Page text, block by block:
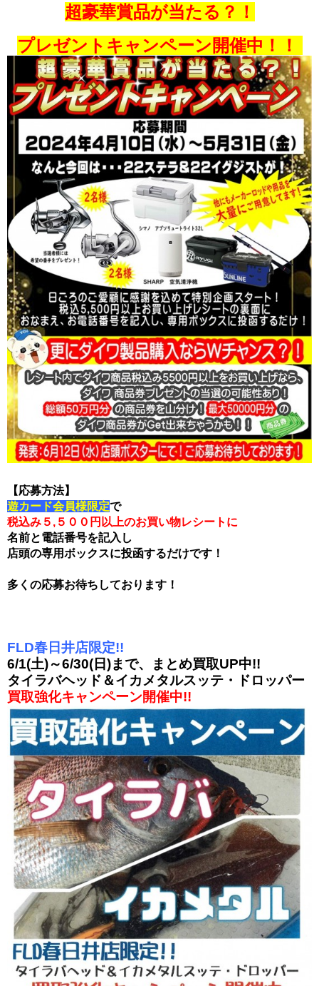
超豪華賞品が当たる？！
プレゼントキャンペーン開催中！！
【応募方法】
遊カード会員様限定で
税込み５,５００円以上のお買い物レシートに
名前と電話番号を記入し
店頭の専用ボックスに投函するだけです！
多くの応募お待ちしております！
FLD春日井店限定!!
6/1(土)～6/30(日)まで、まとめ買取UP中!!
タイラバヘッド＆イカメタルスッテ・ドロッパー
買取強化キャンペーン開催中!!